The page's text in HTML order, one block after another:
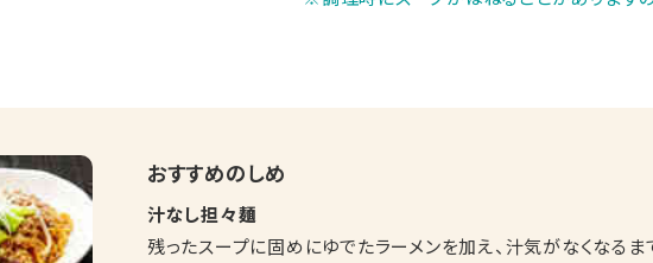
おすすめのしめ
汁なし担々麺
残ったスープに固めにゆでたラーメンを加え、汁気がなくなる